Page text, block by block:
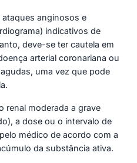
anginosos e
indicativos de
deve-se ter cautela em
arterial coronariana ou
uma vez que pode
renal moderada a grave
a dose ou o intervalo de
médico de acordo com a
da substância ativa.